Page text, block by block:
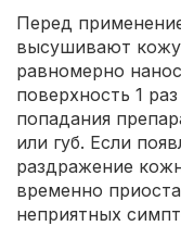
Перед
высушивают
равномерно
поверхность 1
попадания
или губ. Если
раздражение
временно
неприятных